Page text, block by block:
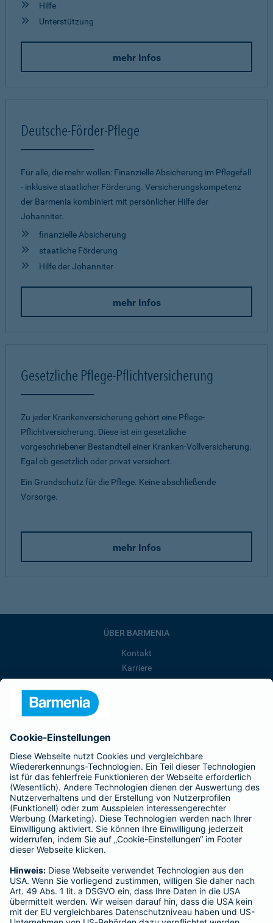
Hilfe
Unterstützung
mehr Infos
Deutsche-Förder-Pflege
Für alle, die mehr wollen: Finanzielle Absicherung im Pflegefall
- inklusive staatlicher Förderung. Versicherungskompetenz
der Barmenia kombiniert mit persönlicher Hilfe der
Johanniter.
finanzielle Absicherung
staatliche Förderung
Hilfe der Johanniter
mehr Infos
Gesetzliche Pflege-Pflichtversicherung
Zu jeder Krankenversicherung gehört eine Pflege-
Pflichtversicherung. Diese ist ein gesetzliche
vorgeschriebener Bestandteil einer Kranken-Vollversicherung.
Egal ob gesetzlich oder privat versichert.
Ein Grundschutz für die Pflege. Keine abschließende
Vorsorge.
mehr Infos
ÜBER BARMENIA
Kontakt
Karriere
Barmenia ist Teil der BarmeniaGothaer
BELIEBTE SEITEN
Kranken-Zusatzversicherung
Tierversicherungen
Haftpflichtversicherung
Hausratversicherung
Adresse ändern
Schaden melden
Kilometerstandsmeldung